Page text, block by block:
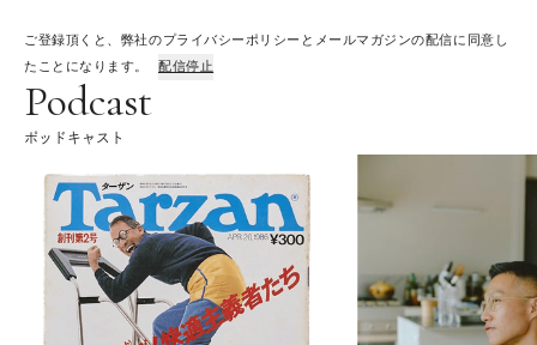
ご登録頂くと、弊社のプライバシーポリシーとメールマガジンの配信に同意し
たことになります。
配信停止
Podcast
ポッドキャスト